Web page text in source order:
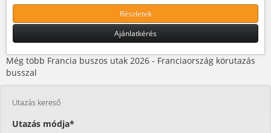
Részletek
Ajánlatkérés
Még több Francia buszos utak 2026 - Franciaország körutazás
busszal
Utazás kereső
Utazás módja*